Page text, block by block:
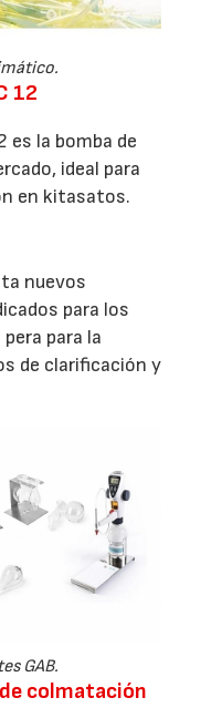
12
es la bomba de
ideal para
en kitasatos.
nuevos
para los
para la
de clarificación y
GAB.
colmatación